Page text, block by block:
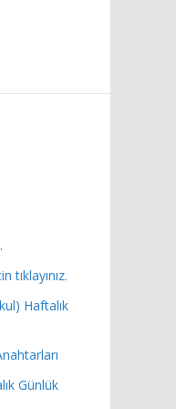
Haftalık
Günlük